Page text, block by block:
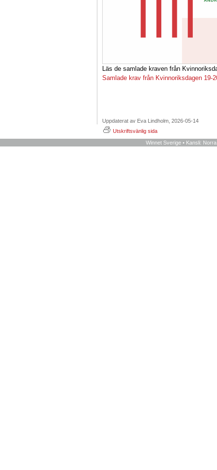
Läs de samlade kraven från
Samlade krav från Kvinnoriksdagen 19-
Uppdaterat av Eva Lindholm, 2026-05-14
Utskriftsvänlig sida
Winnet Sverige • Kansli: